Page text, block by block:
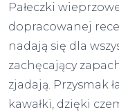
Pałeczki
dopracowanej
nadają się dla
zachęcający
zjadają. Przysmak
kawałki, dzięki